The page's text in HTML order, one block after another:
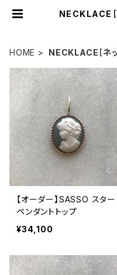
NECKLACE
HOME NECKLACE［ネッ
【オーダー】SASSO スター
ペンダントトップ
¥34,100